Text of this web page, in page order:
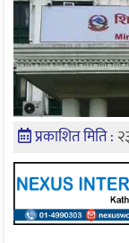
प्रकाशित मिति :